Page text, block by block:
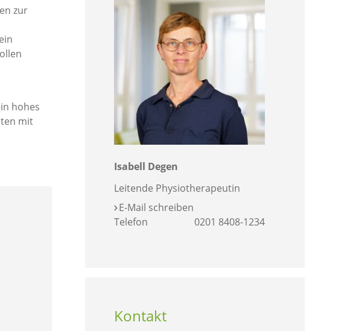
zur
hohes
mit
Isabell Degen
Leitende Physiotherapeutin
E-Mail schreiben
Telefon
0201 8408-1234
Kontakt